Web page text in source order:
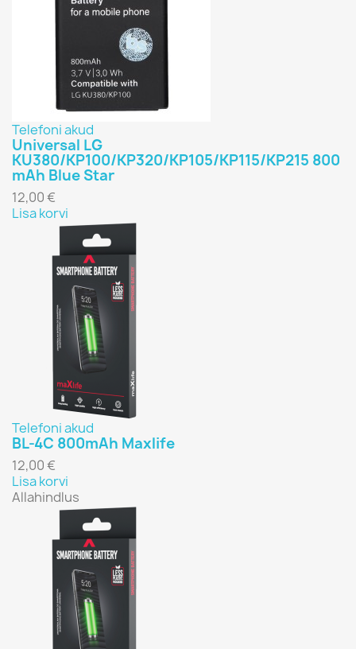
Telefoni akud
Universal LG
KU380/KP100/KP320/KP105/KP115/KP215 800
mAh Blue Star
12,00 €
Lisa korvi
Telefoni akud
BL-4C 800mAh Maxlife
12,00 €
Lisa korvi
Allahindlus